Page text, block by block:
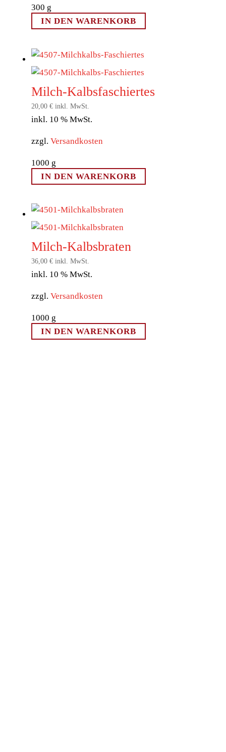
300 g
IN DEN WARENKORB
Milch-Kalbsfaschiertes
20,00 € inkl. MwSt.
inkl. 10 % MwSt.
zzgl. Versandkosten
1000 g
IN DEN WARENKORB
Milch-Kalbsbraten
36,00 € inkl. MwSt.
inkl. 10 % MwSt.
zzgl. Versandkosten
1000 g
IN DEN WARENKORB